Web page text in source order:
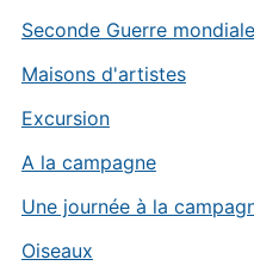
Seconde Guerre mondiale
Maisons d'artistes
Excursion
A la campagne
Une journée à la
Oiseaux